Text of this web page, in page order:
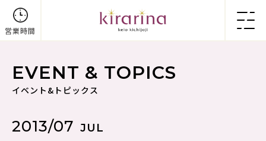
営業時間
EVENT & TOPICS
イベント&トピックス
2013/07 JUL